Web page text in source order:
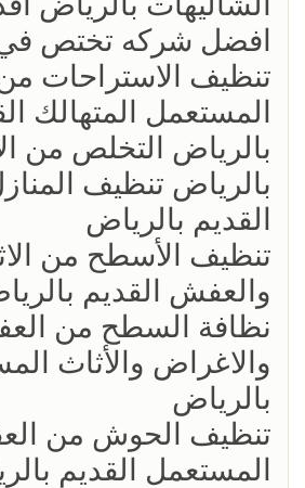
افضل شركه تختص
تنظيف الاستراحات من
المستعمل المتهالك
بالرياض التخلص من
بالرياض تنظيف
القديم بالرياض
تنظيف الأسطح من
والعفش القديم
نظافة السطح من
والاغراض والأثاث
بالرياض
تنظيف الحوش من
المستعمل القديم